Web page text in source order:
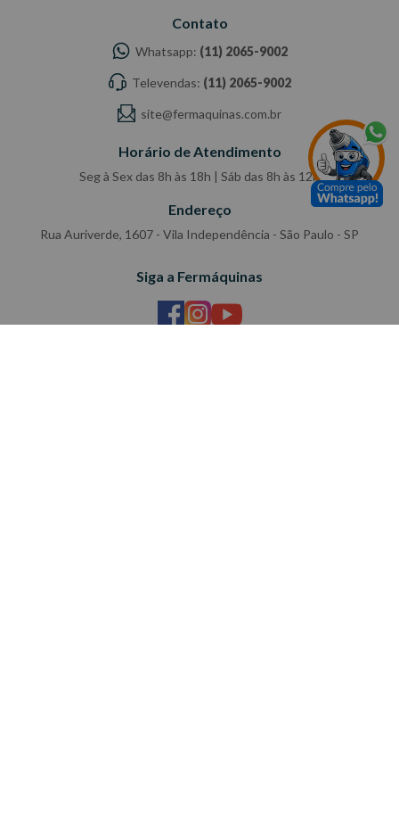
Contato
Whatsapp: (11) 2065-9002
Televendas: (11) 2065-9002
site@fermaquinas.com.br
Horário de Atendimento
Seg à Sex das 8h às 18h | Sáb das 8h às 12h
Endereço
Rua Auriverde, 1607 - Vila Independência - São Paulo - SP
Siga a Fermáquinas